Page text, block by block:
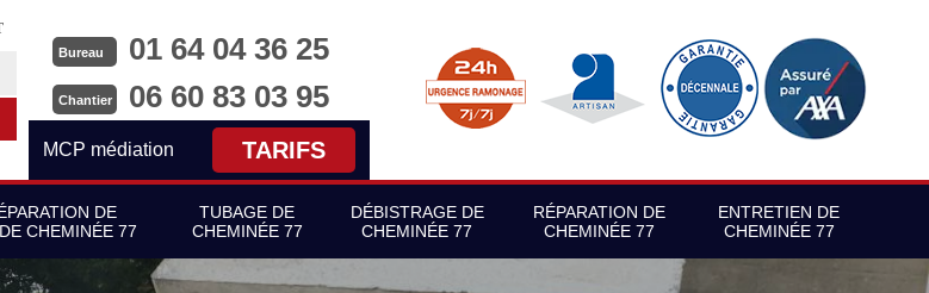
Bureau 01 64 04 36 25
Chantier 06 60 83 03 95
MCP médiation TARIFS
DE
CHEMINÉE 77
TUBAGE DE
CHEMINÉE 77
DÉBISTRAGE DE
CHEMINÉE 77
RÉPARATION DE
CHEMINÉE 77
ENTRETIEN DE
CHEMINÉE 77